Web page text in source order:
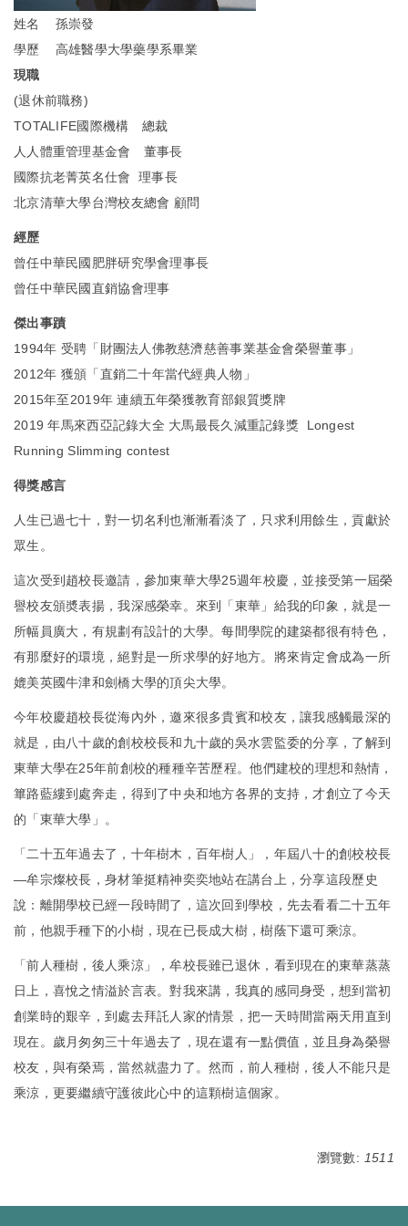
姓名 孫崇發
學歷 高雄醫學大學藥學系畢業
現職
(退休前職務)
TOTALIFE國際機構 總裁
人人體重管理基金會 董事長
國際抗老菁英名仕會 理事長
北京清華大學台灣校友總會 顧問
經歷
曾任中華民國肥胖研究學會理事長
曾任中華民國直銷協會理事
傑出事蹟
1994年 受聘「財團法人佛教慈濟慈善事業基金會榮譽董事」
2012年 獲頒「直銷二十年當代經典人物」
2015年至2019年 連續五年榮獲教育部銀質獎牌
2019 年馬來西亞記錄大全 大馬最長久減重記錄獎 Longest
Running Slimming contest
得獎感言
人生已過七十，對一切名利也漸漸看淡了，只求利用餘生，貢獻於
眾生。
這次受到趙校長邀請，參加東華大學25週年校慶，並接受第一屆榮
譽校友頒奬表揚，我深感榮幸。來到「東華」給我的印象，就是一
所幅員廣大，有規劃有設計的大學。每間學院的建築都很有特色，
有那麼好的環境，絕對是一所求學的好地方。將來肯定會成為一所
媲美英國牛津和劍橋大學的頂尖大學。
今年校慶趙校長從海內外，邀來很多貴賓和校友，讓我感觸最深的
就是，由八十歲的創校校長和九十歲的吳水雲監委的分享，了解到
東華大學在25年前創校的種種辛苦歷程。他們建校的理想和熱情，
篳路藍縷到處奔走，得到了中央和地方各界的支持，才創立了今天
的「東華大學」。
「二十五年過去了，十年樹木，百年樹人」，年屆八十的創校校長
—牟宗燦校長，身材筆挺精神奕奕地站在講台上，分享這段歷史
說：離開學校已經一段時間了，這次回到學校，先去看看二十五年
前，他親手種下的小樹，現在已長成大樹，樹蔭下還可乘涼。
「前人種樹，後人乘涼」，牟校長雖已退休，看到現在的東華蒸蒸
日上，喜悅之情溢於言表。對我來講，我真的感同身受，想到當初
創業時的艱辛，到處去拜託人家的情景，把一天時間當兩天用直到
現在。歲月匆匆三十年過去了，現在還有一點價值，並且身為榮譽
校友，與有榮焉，當然就盡力了。然而，前人種樹，後人不能只是
乘涼，更要繼續守護彼此心中的這顆樹這個家。
瀏覽數: 1511